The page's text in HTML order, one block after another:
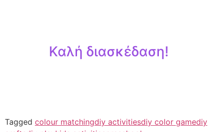
Καλή διασκέδαση!
Tagged colour matchingdiy activitiesdiy color gamediy